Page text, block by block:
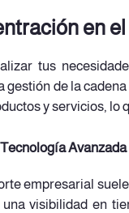
en
tus
gestión de la
y servicios, lo
Avanzada
empresarial
visibilidad en